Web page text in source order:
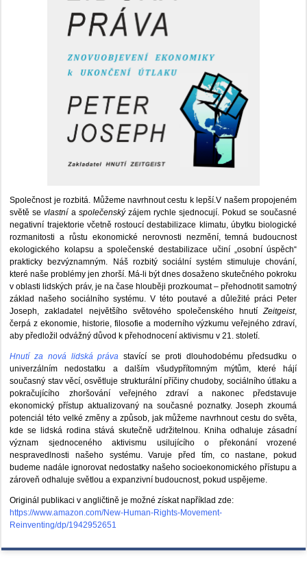
Společnost je rozbitá. Můžeme navrhnout cestu k lepší.V našem propojeném
světě sevlastnía společenskýzájem rychle sjednocují. Pokud se současné
negativní trajektorie včetně rostoucí destabilizace klimatu, úbytku biologické
rozmanitosti a růstu ekonomické nerovnosti nezmění, temná budoucnost
ekologického kolapsu a společenské destabilizace učiní „osobní úspěch“
prakticky bezvýznamným. Náš rozbitý sociální systém stimuluje chování,
které naše problémy jen zhorší. Má-li být dnes dosaženo skutečného pokroku
v oblasti lidských práv, je na čase hlouběji prozkoumat – přehodnotit samotný
základ našeho sociálního systému. V této poutavé a důležité práci Peter
Joseph, zakladatel největšího světového společenského hnutíZeitgeist,
čerpá z ekonomie, historie, filosofie a moderního výzkumu veřejného zdraví,
aby předložil odvážný důvod k přehodnocení aktivismu v 21. století.
Hnutí za nová lidská práva stavící se proti dlouhodobému předsudku o
univerzálním nedostatku a dalším všudypřítomným mýtům, které hájí
současný stav věcí, osvětluje strukturální příčiny chudoby, sociálního útlaku a
pokračujícího zhoršování veřejného zdraví a nakonec představuje
ekonomický přístup aktualizovaný na současné poznatky. Joseph zkoumá
potenciál této velké změny a způsob, jak můžeme navrhnout cestu do světa,
kde se lidská rodina stává skutečně udržitelnou. Kniha odhaluje zásadní
význam sjednoceného aktivismu usilujícího o překonání vrozené
nespravedlnosti našeho systému. Varuje před tím, co nastane, pokud
budeme nadále ignorovat nedostatky našeho socioekonomického přístupu a
zároveň odhaluje světlou a expanzivní budoucnost, pokud uspějeme.
Originál publikaci v angličtině je možné získat například zde:
https://www.amazon.com/New-Human-Rights-Movement-
Reinventing/dp/1942952651